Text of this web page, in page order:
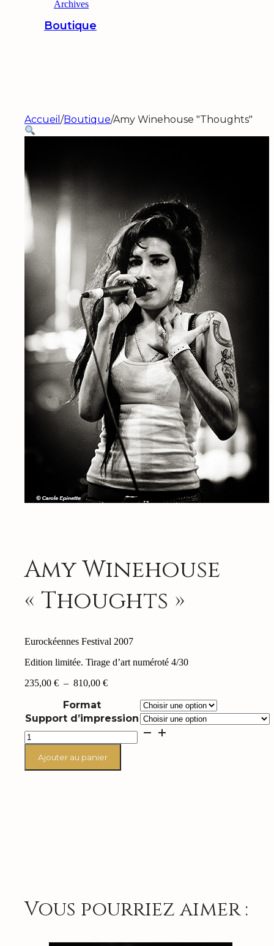
Archives
Boutique
Accueil /Boutique/Amy Winehouse "Thoughts"
Amy Winehouse
« Thoughts »
Eurockéennes Festival 2007
Edition limitée. Tirage d’art numéroté 4/30
235,00 € – 810,00 €Plage
235,00 €
Format
Support d’impression
quantité
de
Amy
Winehouse
Ajouter au panier
Vous pourriez aimer :